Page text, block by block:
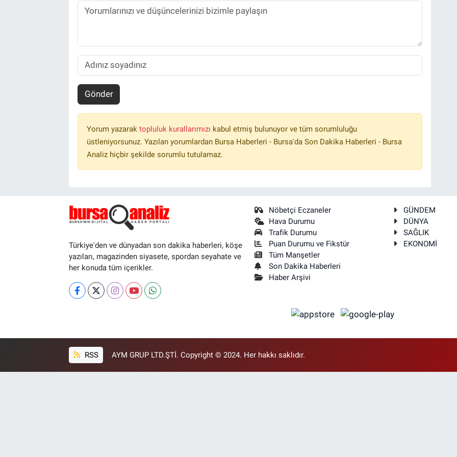
Gönder
Yorum yazarak topluluk kurallarımızı kabul etmiş bulunuyor ve tüm sorumluluğu
üstleniyorsunuz. Yazılan yorumlardan Bursa Haberleri - Bursa'da Son Dakika Haberleri - Bursa
Analiz hiçbir şekilde sorumlu tutulamaz.
Türkiye'den ve dünyadan son dakika haberleri, köşe
yazıları, magazinden siyasete, spordan seyahate ve
her konuda tüm içerikler.
Nöbetçi Eczaneler
Hava Durumu
Trafik Durumu
Puan Durumu ve Fikstür
Tüm Manşetler
Son Dakika Haberleri
Haber Arşivi
GÜNDEM
DÜNYA
SAĞLIK
EKONOMİ
RSS AYM GRUP LTD.ŞTİ. Copyright © 2024. Her hakkı saklıdır.